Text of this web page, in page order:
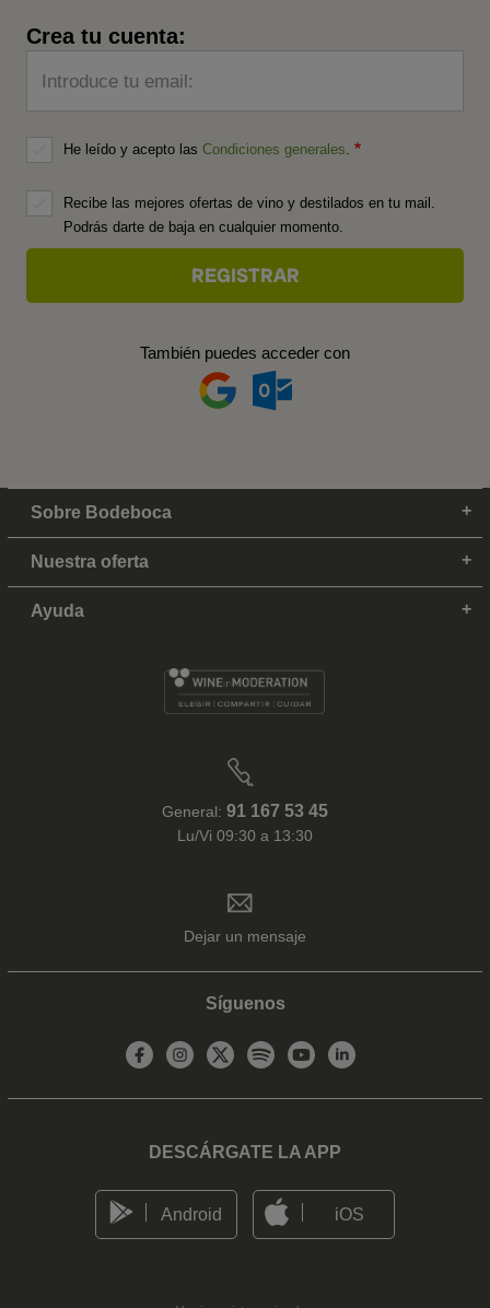
Crea tu cuenta:
Introduce tu email:
He leído y acepto las Condiciones generales
Recibe las mejores ofertas de vino y destilados en tu mail.
Podrás darte de baja en cualquier momento.
También puedes acceder con
Sobre Bodeboca
Nuestra oferta
Ayuda
General: 91 167 53 45
Lu/Vi 09:30 a 13:30
Dejar un mensaje
Síguenos
DESCÁRGATE LA APP
Android iOS